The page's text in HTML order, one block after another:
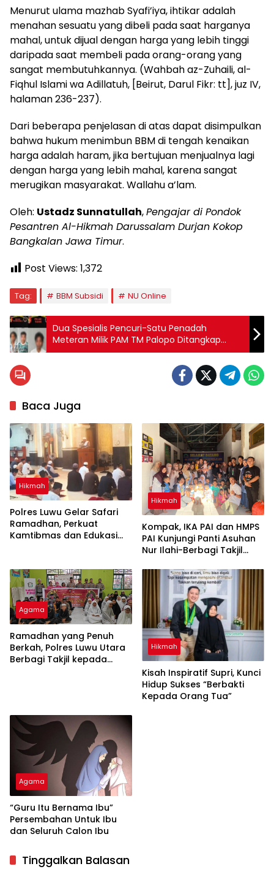
Menurut ulama mazhab Syafi’iya, ihtikar adalah
menahan sesuatu yang dibeli pada saat harganya
mahal, untuk dijual dengan harga yang lebih tinggi
daripada saat membeli pada orang-orang yang
sangat membutuhkannya. (Wahbah az-Zuhaili, al-
Fiqhul Islami wa Adillatuh, [Beirut, Darul Fikr: tt], juz IV,
halaman 236-237).
Dari beberapa penjelasan di atas dapat disimpulkan
bahwa hukum menimbun BBM di tengah kenaikan
harga adalah haram, jika bertujuan menjualnya lagi
dengan harga yang lebih mahal, karena sangat
merugikan masyarakat. Wallahu a’lam.
Oleh: Ustadz Sunnatullah,Pengajar di Pondok
Pesantren Al-Hikmah Darussalam Durjan Kokop
Bangkalan Jawa Timur.
Post Views: 1,372
Tag: BBM Subsidi NU Online
Dua Spesialis Pencuri-Satu Penadah
Meteran Milik PAM TM Palopo Ditangkap
Polisi!
Baca Juga
Hikmah
Polres Luwu Gelar Safari
Ramadhan, Perkuat
Kamtibmas dan Edukasi
Hikmah
Kompak, IKA PAI dan HMPS
PAI Kunjungi Panti Asuhan
Nur Ilahi-Berbagi Takjil
Agama
Ramadhan yang Penuh
Berkah, Polres Luwu Utara
Berbagi Takjil kepada
Hikmah
Kisah Inspiratif Supri, Kunci
Hidup Sukses “Berbakti
Kepada Orang Tua”
Agama
“Guru Itu Bernama Ibu”
Persembahan Untuk Ibu
dan Seluruh Calon Ibu
Tinggalkan Balasan